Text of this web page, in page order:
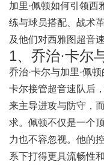
加里·佩顿如何引领西
练与球员搭配、战术
及他们对西雅图超音
1、乔治·卡尔
乔治·卡尔与加里·佩
卡尔接管超音速队后
来主导进攻与防守，
求。佩顿不仅是一个
力也不容忽视。他的
系下打得更具流畅性和